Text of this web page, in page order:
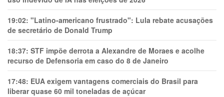
19:02: "Latino-americano frustrado": Lula rebate acusações
de secretário de Donald Trump
18:37: STF impõe derrota a Alexandre de Moraes e acolhe
recurso de Defensoria em caso do 8 de Janeiro
17:48: EUA exigem vantagens comerciais do Brasil para
liberar quase 60 mil toneladas de açúcar